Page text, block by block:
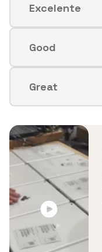
Excelente
Variante
agotada
o
no
disponible
Good
Variante
agotada
o
no
disponible
Great
Variante
agotada
no
disponible